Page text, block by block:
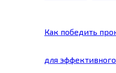
Как победить
для